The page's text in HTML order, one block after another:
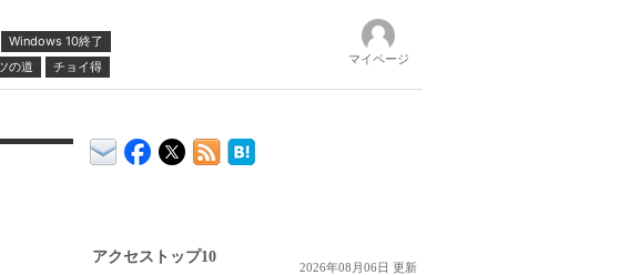
Windows 10終了
の道 チョイ得 マイページ
アクセストップ10
2026年08月06日 更新